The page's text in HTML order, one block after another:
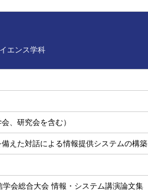
エンス学科
、研究会を含む）
えた対話による情報提供システムの構築
学会総合大会 情報・システム講演論文集